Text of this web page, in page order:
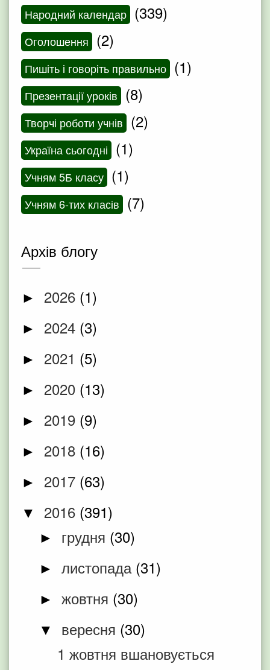
Народний календар (339)
Оголошення (2)
Пишіть і говоріть правильно (1)
Презентації уроків (8)
Творчі роботи учнів (2)
Україна сьогодні (1)
Учням 5Б класу (1)
Учням 6-тих класів (7)
Архів блогу
► 2026 (1)
► 2024 (3)
► 2021 (5)
► 2020 (13)
► 2019 (9)
► 2018 (16)
► 2017 (63)
▼ 2016 (391)
► грудня (30)
► листопада (31)
► жовтня (30)
▼ вересня (30)
1 жовтня вшановується